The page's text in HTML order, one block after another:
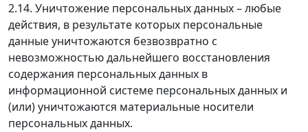
2.14. Уничтожение персональных данных – любые
действия, в результате которых персональные
данные уничтожаются безвозвратно с
невозможностью дальнейшего восстановления
содержания персональных данных в
информационной системе персональных данных и
(или) уничтожаются материальные носители
персональных данных.